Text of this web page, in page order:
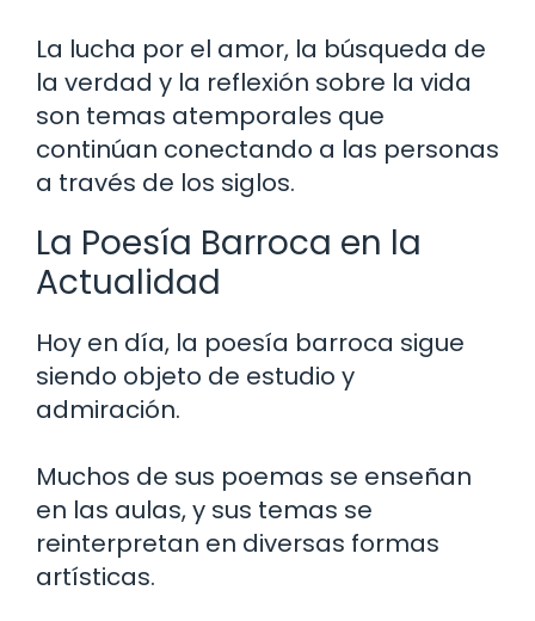
La lucha por el amor, la búsqueda de
la verdad y la reflexión sobre la vida
son temas atemporales que
continúan conectando a las personas
a través de los siglos.
La Poesía Barroca en la
Actualidad
Hoy en día, la poesía barroca sigue
siendo objeto de estudio y
admiración.
Muchos de sus poemas se enseñan
en las aulas, y sus temas se
reinterpretan en diversas formas
artísticas.